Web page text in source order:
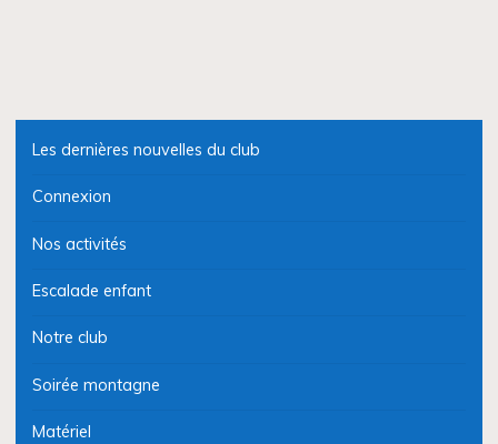
Les dernières nouvelles du club
Connexion
Nos activités
Escalade enfant
Notre club
Soirée montagne
Matériel